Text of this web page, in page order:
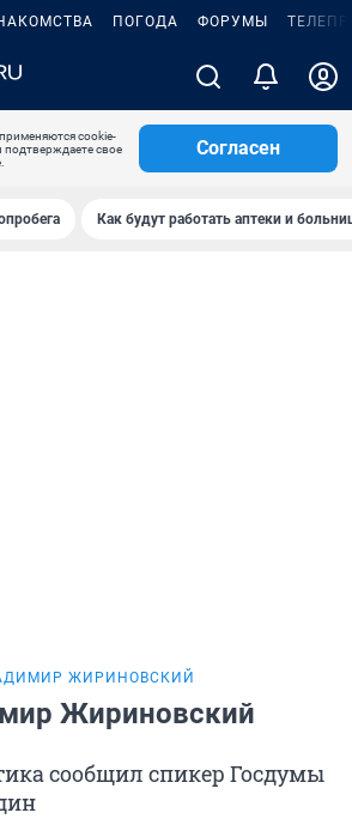
ПОГОДА ФОРУМЫ
cookie-
подтверждаете свое
Согласен
Как будут работать аптеки и
ЖИРИНОВСКИЙ
Жириновский
сообщил спикер Госдумы